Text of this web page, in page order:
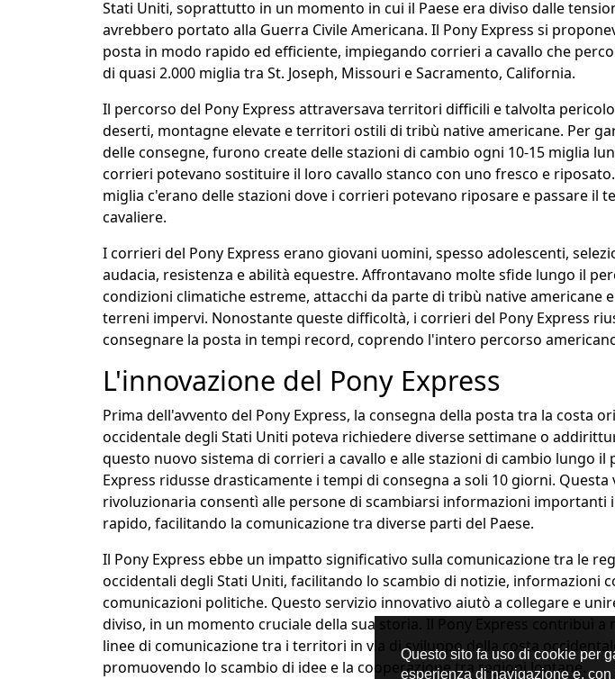
Stati Uniti, soprattutto in un momento in cui il Paese era diviso dalle
avrebbero portato alla Guerra Civile Americana. Il Pony Express si
posta in modo rapido ed efficiente, impiegando corrieri a cavallo che
di quasi 2.000 miglia tra St. Joseph, Missouri e Sacramento, California.
Il percorso del Pony Express attraversava territori difficili e talvolta
deserti, montagne elevate e territori ostili di tribù native americane. Per
delle consegne, furono create delle stazioni di cambio ogni 10-15 miglia
corrieri potevano sostituire il loro cavallo stanco con uno fresco e
miglia c'erano delle stazioni dove i corrieri potevano riposare e passare il
cavaliere.
I corrieri del Pony Express erano giovani uomini, spesso adolescenti,
audacia, resistenza e abilità equestre. Affrontavano molte sfide lungo il
condizioni climatiche estreme, attacchi da parte di tribù native americane
terreni impervi. Nonostante queste difficoltà, i corrieri del Pony Express
consegnare la posta in tempi record, coprendo l'intero percorso
L'innovazione del Pony Express
Prima dell'avvento del Pony Express, la consegna della posta tra la costa
occidentale degli Stati Uniti poteva richiedere diverse settimane o
questo nuovo sistema di corrieri a cavallo e alle stazioni di cambio lungo il
Express ridusse drasticamente i tempi di consegna a soli 10 giorni. Questa
rivoluzionaria consentì alle persone di scambiarsi informazioni importanti
rapido, facilitando la comunicazione tra diverse parti del Paese.
Il Pony Express ebbe un impatto significativo sulla comunicazione tra le
occidentali degli Stati Uniti, facilitando lo scambio di notizie, informazioni
comunicazioni politiche. Questo servizio innovativo aiutò a collegare e
diviso, in un momento cruciale della sua storia. Il Pony Express contribuì a
linee di comunicazione tra i territori in via di sviluppo della costa
promuovendo lo scambio di idee e la cooperazione tra regioni lontane.